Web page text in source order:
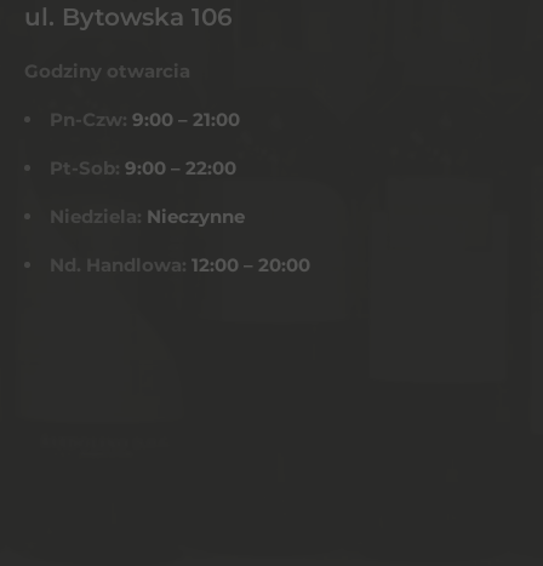
ul. Bytowska 106
Godziny otwarcia
Pn-Czw: 9:00 – 21:00
Pt-Sob: 9:00 – 22:00
Niedziela: Nieczynne
Nd. Handlowa: 12:00 – 20:00